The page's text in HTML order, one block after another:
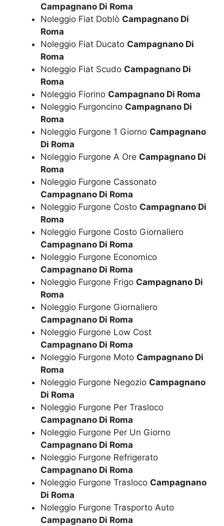
Campagnano Di Roma
Noleggio Fiat Doblò Campagnano Di
Roma
Noleggio Fiat Ducato Campagnano Di
Roma
Noleggio Fiat Scudo Campagnano Di
Roma
Noleggio Fiorino Campagnano Di Roma
Noleggio Furgoncino Campagnano Di
Roma
Noleggio Furgone 1 Giorno Campagnano
Di Roma
Noleggio Furgone A Ore Campagnano Di
Roma
Noleggio Furgone Cassonato
Campagnano Di Roma
Noleggio Furgone Costo Campagnano Di
Roma
Noleggio Furgone Costo Giornaliero
Campagnano Di Roma
Noleggio Furgone Economico
Campagnano Di Roma
Noleggio Furgone Frigo Campagnano Di
Roma
Noleggio Furgone Giornaliero
Campagnano Di Roma
Noleggio Furgone Low Cost
Campagnano Di Roma
Noleggio Furgone Moto Campagnano Di
Roma
Noleggio Furgone Negozio Campagnano
Di Roma
Noleggio Furgone Per Trasloco
Campagnano Di Roma
Noleggio Furgone Per Un Giorno
Campagnano Di Roma
Noleggio Furgone Refrigerato
Campagnano Di Roma
Noleggio Furgone Trasloco Campagnano
Di Roma
Noleggio Furgone Trasporto Auto
Campagnano Di Roma